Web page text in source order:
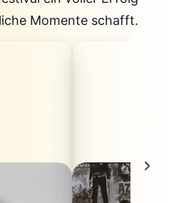
Momente schafft.